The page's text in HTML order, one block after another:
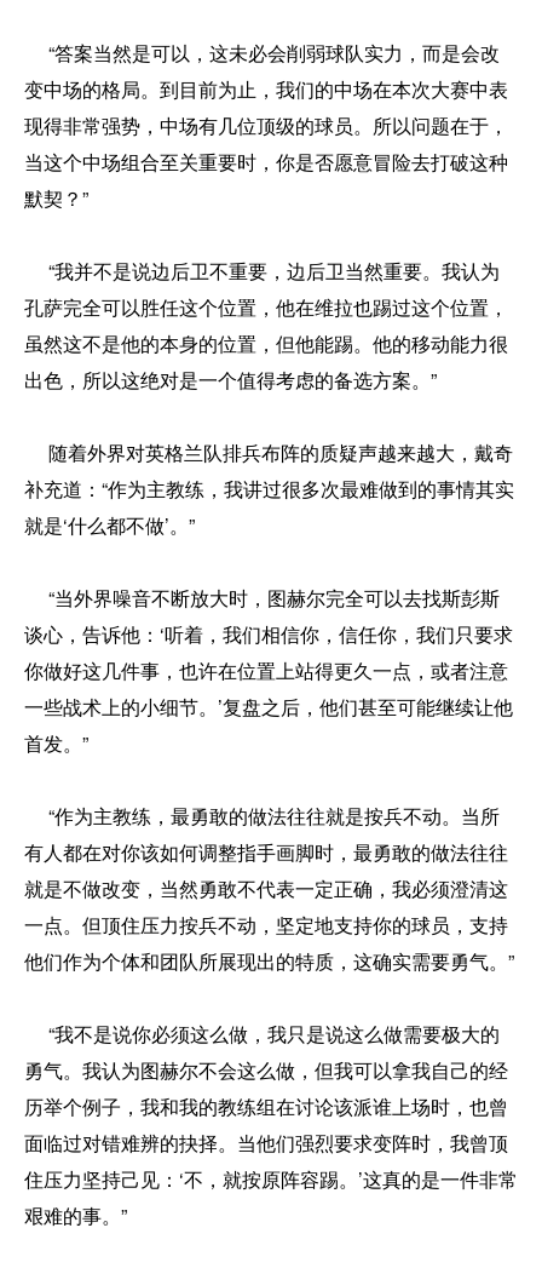
“答案当然是可以，这未必会削弱球队实力，而是会改
变中场的格局。到目前为止，我们的中场在本次大赛中表
现得非常强势，中场有几位顶级的球员。所以问题在于，
当这个中场组合至关重要时，你是否愿意冒险去打破这种
默契？”
“我并不是说边后卫不重要，边后卫当然重要。我认为
孔萨完全可以胜任这个位置，他在维拉也踢过这个位置，
虽然这不是他的本身的位置，但他能踢。他的移动能力很
出色，所以这绝对是一个值得考虑的备选方案。”
随着外界对英格兰队排兵布阵的质疑声越来越大，戴奇
补充道：“作为主教练，我讲过很多次最难做到的事情其实
就是‘什么都不做’。”
“当外界噪音不断放大时，图赫尔完全可以去找斯彭斯
谈心，告诉他：‘听着，我们相信你，信任你，我们只要求
你做好这几件事，也许在位置上站得更久一点，或者注意
一些战术上的小细节。’复盘之后，他们甚至可能继续让他
首发。”
“作为主教练，最勇敢的做法往往就是按兵不动。当所
有人都在对你该如何调整指手画脚时，最勇敢的做法往往
就是不做改变，当然勇敢不代表一定正确，我必须澄清这
一点。但顶住压力按兵不动，坚定地支持你的球员，支持
他们作为个体和团队所展现出的特质，这确实需要勇气。”
“我不是说你必须这么做，我只是说这么做需要极大的
勇气。我认为图赫尔不会这么做，但我可以拿我自己的经
历举个例子，我和我的教练组在讨论该派谁上场时，也曾
面临过对错难辨的抉择。当他们强烈要求变阵时，我曾顶
住压力坚持己见：‘不，就按原阵容踢。’这真的是一件非常
艰难的事。”